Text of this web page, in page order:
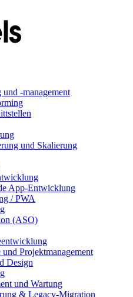
-management
und Skalierung
App-Entwicklung
/ PWA
(ASO)
Projektmanagement
Design
und Wartung
& Legacy-Migration